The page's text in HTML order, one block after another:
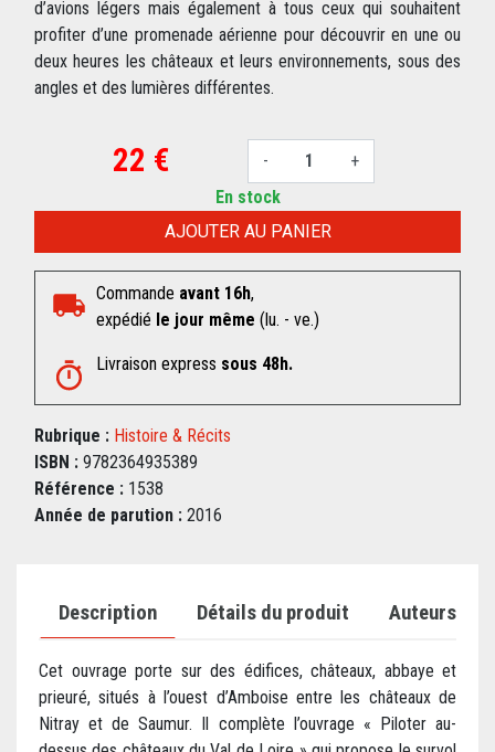
d’avions légers mais également à tous ceux qui souhaitent
profiter d’une promenade aérienne pour découvrir en une ou
deux heures les châteaux et leurs environnements, sous des
angles et des lumières différentes.
22 € - +
AJOUTER AU PANIER
En stock
Commande avant 16h,
expédié le jour même (lu. - ve.)
Livraison express sous 48h.
Rubrique : Histoire & Récits
ISBN : 9782364935389
Référence : 1538
Année de parution : 2016
Description Détails du produit Auteurs
Cet ouvrage porte sur des édifices, châteaux, abbaye et
prieuré, situés à l’ouest d’Amboise entre les châteaux de
Nitray et de Saumur. Il complète l’ouvrage « Piloter au-